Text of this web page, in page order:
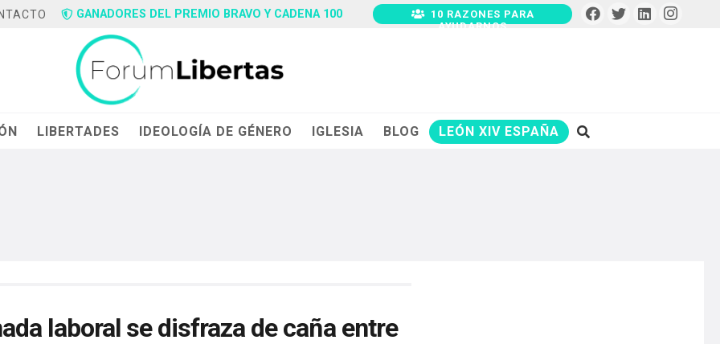
GANADORES DEL PREMIO BRAVO Y CADENA 100
10 RAZONES PARA
AYUDARNOS
LIBERTADES IDEOLOGÍA DE GÉNERO IGLESIA BLOG LEÓN XIV ESPAÑA
laboral se disfraza de caña entre